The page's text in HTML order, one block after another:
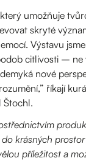
umožňuje
skryté
Výstavu
citlivosti – ne
nové
říkají
Štochl.
krásných prostor
příležitost a